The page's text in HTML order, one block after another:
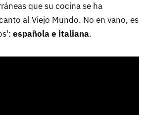
que su cocina se ha
al Viejo Mundo. No en vano, es
española e italiana.